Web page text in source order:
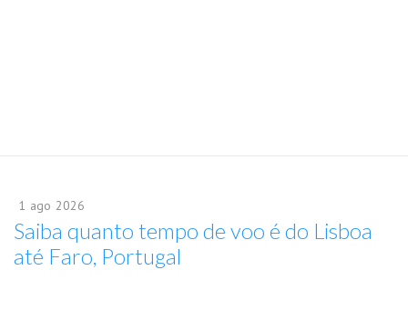
1 ago 2026
Saiba quanto tempo de voo é do Lisboa
até Faro, Portugal